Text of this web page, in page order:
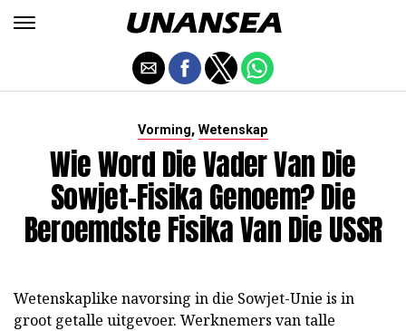
Vorming, Wetenskap
Wie Word Die Vader Van Die
Sowjet-Fisika Genoem? Die
Beroemdste Fisika Van Die USSR
Wetenskaplike navorsing in die Sowjet-Unie is in
groot getalle uitgevoer. Werknemers van talle